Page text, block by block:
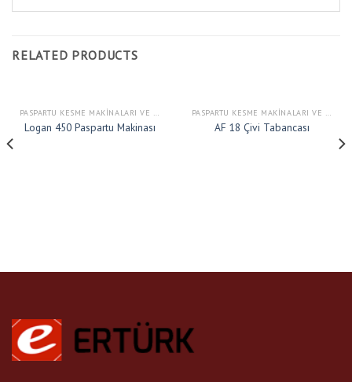
RELATED PRODUCTS
PASPARTU KESME MAKINALARI VE ÇIVI TABANCALARI
Logan 450 Paspartu Makinası
PASPARTU KESME MAKINALARI VE ÇIVI TABANCALARI
AF 18 Çivi Tabancası